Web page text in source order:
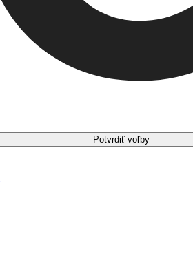
Potvrdiť voľby